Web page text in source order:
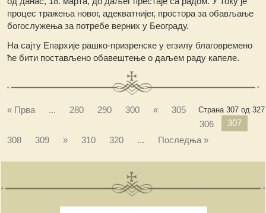
процес тражења новог, адекватнијег, простора за обављање
богослужења за потребе верних у Београду.
На сајту Епархије рашко-призренске у егзилу благовремено
ће бити постављено обавештење о даљем раду капеле.
Страна 307 од 327
« Прва ... 280 290 300 «
305
306
307
308
309 » 310 320 ... Последња »